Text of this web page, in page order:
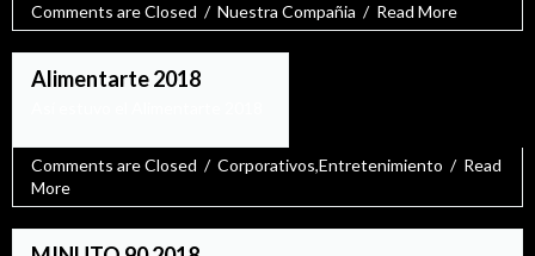
Comments are Closed
  /
Nuestra Compañia
  /
Read More
03
Alimentarte 2018
Comments are Closed
  /
Corporativos,Entretenimiento
  /
Read
More